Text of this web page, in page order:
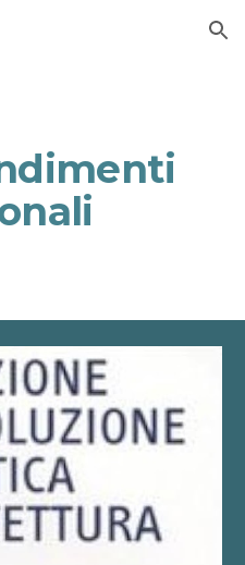
Skip to navigation